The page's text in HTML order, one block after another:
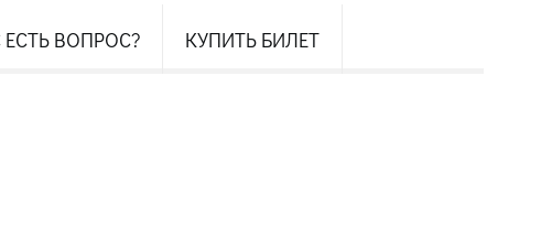
ЕСТЬ ВОПРОС? КУПИТЬ БИЛЕТ